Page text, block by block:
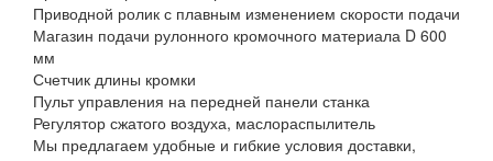
Приводной ролик с плавным изменением скорости подачи
Магазин подачи рулонного кромочного материала D 600
мм
Счетчик длины кромки
Пульт управления на передней панели станка
Регулятор сжатого воздуха, маслораспылитель
Мы предлагаем удобные и гибкие условия доставки,